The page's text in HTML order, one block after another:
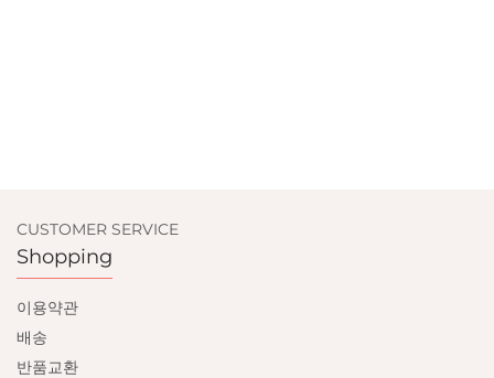
CUSTOMER SERVICE
Shopping
이용약관
배송
반품교환